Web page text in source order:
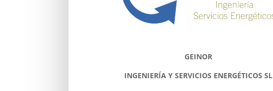
GEINOR
INGENIERÍA Y SERVICIOS ENERGÉTICOS SL